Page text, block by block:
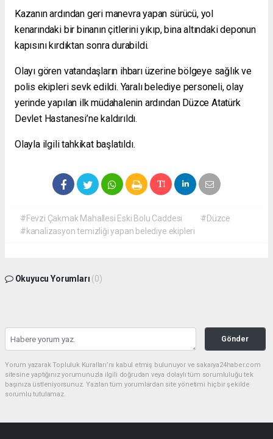
Kazanın ardından geri manevra yapan sürücü, yol
kenarındaki bir binanın çitlerini yıkıp, bina altındaki deponun
kapısını kırdıktan sonra durabildi.
Olayı gören vatandaşların ihbarı üzerine bölgeye sağlık ve
polis ekipleri sevk edildi. Yaralı belediye personeli, olay
yerinde yapılan ilk müdahalenin ardından Düzce Atatürk
Devlet Hastanesi’ne kaldırıldı.
Olayla ilgili tahkikat başlatıldı.
#Fevzi Çakmak Mahallesi Eski Bolu Caddesi
#Düzce
#kanalizasyon temizliği yapan belediye ekipleri
Okuyucu Yorumları (0)
Gönder
Yorum yazarak Topluluk Kuralları’nı kabul etmiş bulunuyor ve sakarya24haber.com
sitesine yaptığınız yorumunuzla ilgili doğrudan veya dolaylı tüm sorumluluğu tek
başınıza üstleniyorsunuz. Yazılan tüm yorumlardan site yönetimi hiçbir şekilde
sorumlu tutulamaz.